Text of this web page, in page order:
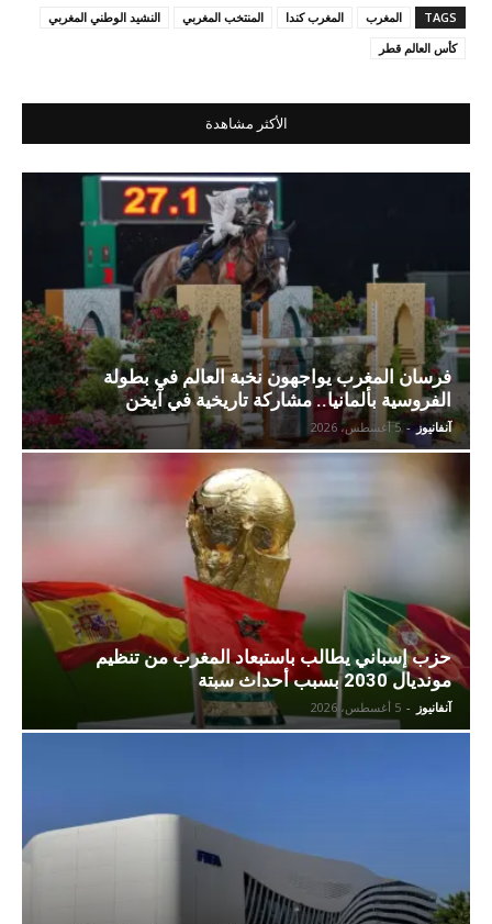
TAGS المغرب المغرب كندا المنتخب المغربي
النشيد الوطني المغربي
كأس العالم قطر
الأكثر مشاهدة
فرسان المغرب يواجهون نخبة العالم في بطولة
الفروسية بألمانيا.. مشاركة تاريخية في آيخن
آنفانيوز - 5 أغسطس، 2026
حزب إسباني يطالب باستبعاد المغرب من تنظيم
مونديال 2030 بسبب أحداث سبتة
آنفانيوز - 5 أغسطس، 2026